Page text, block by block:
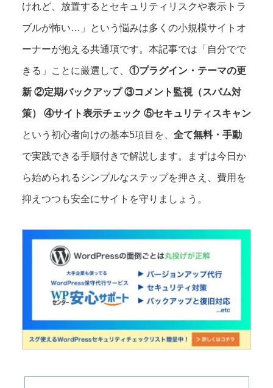
けれど、放置するとセキュリティリスクや表示トラ
ブルが怖い…」という悩みは多くの小規模サイトオ
ーナーが抱える共通項です。本記事では「自分でで
きる」ことに厳選して、 ①プラグイン・テーマの更
新 ②定期バックアップ ③コメント監視（スパム対
策） ④サイト表示チェック ⑤セキュリティスキャン
という初心者向けの基本5項目を、 全て無料・手動
で実践できる手順付きで解説します。まずは今日か
ら始められるシンプルなステップを押さえ、費用を
抑えつつも安全にサイトを守りましょう。